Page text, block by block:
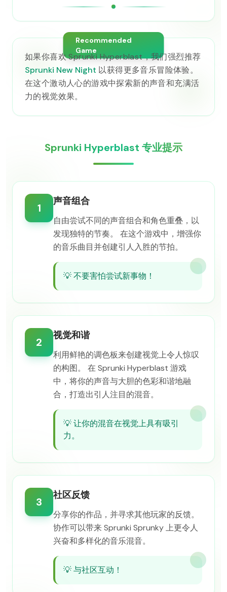
Recommended
Game
如果你喜欢 Sprunki Hyperblast，我们强烈推荐
Sprunki New Night 以获得更多音乐冒险体验。
在这个激动人心的游戏中探索新的声音和充满活
力的视觉效果。
Sprunki Hyperblast 专业提示
1
声音组合
自由尝试不同的声音组合和角色重叠，以
发现独特的节奏。 在这个游戏中，增强你
的音乐曲目并创建引人入胜的节拍。
💡不要害怕尝试新事物！
2
视觉和谐
利用鲜艳的调色板来创建视觉上令人惊叹
的构图。 在 Sprunki Hyperblast 游戏
中，将你的声音与大胆的色彩和谐地融
合，打造出引人注目的混音。
💡让你的混音在视觉上具有吸引
力。
3
社区反馈
分享你的作品，并寻求其他玩家的反馈。
协作可以带来 Sprunki Sprunky 上更令人
兴奋和多样化的音乐混音。
💡与社区互动！